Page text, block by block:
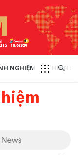
NGHIỆM CHÍNH